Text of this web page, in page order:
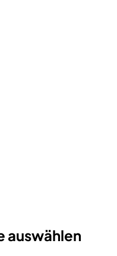
auswählen